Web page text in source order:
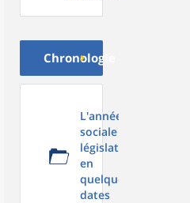
Chronologie
L'année
sociale et
législative
en
quelques
dates